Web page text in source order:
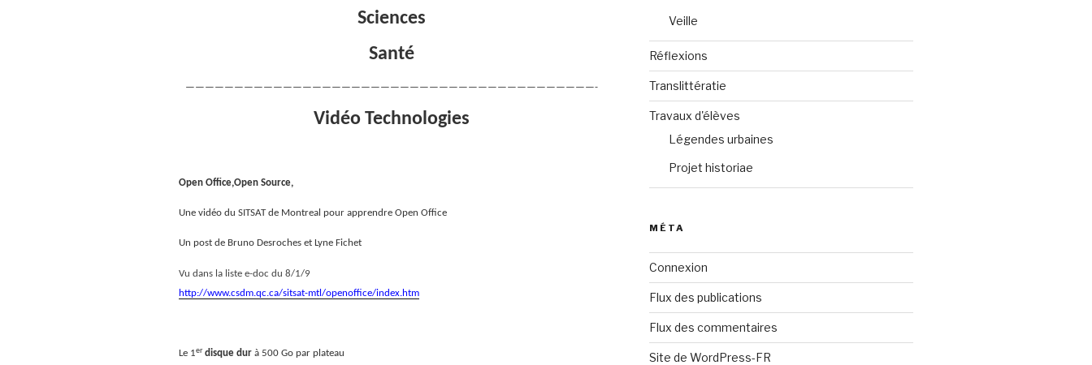
Sciences
Santé
——————————————————————————————————————————-
Vidéo Technologies
Open Office,Open Source,
Une vidéo du SITSAT de Montreal pour apprendre Open Office
Un post de Bruno Desroches et Lyne Fichet
Vu dans la liste e-doc du 8/1/9
http://www.csdm.qc.ca/sitsat-mtl/openoffice/index.htm
Le 1er disque dur à 500 Go par plateau
Veille
Réflexions
Translittératie
Travaux d'élèves
Légendes urbaines
Projet historiae
MÉTA
Connexion
Flux des publications
Flux des commentaires
Site de WordPress-FR